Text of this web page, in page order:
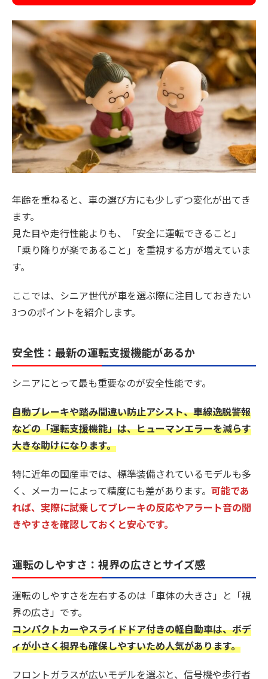
年齢を重ねると、車の選び方にも少しずつ変化が出てき
ます。
見た目や走行性能よりも、「安全に運転できること」
「乗り降りが楽であること」を重視する方が増えていま
す。
ここでは、シニア世代が車を選ぶ際に注目しておきたい
3つのポイントを紹介します。
安全性：最新の運転支援機能があるか
シニアにとって最も重要なのが安全性能です。
自動ブレーキや踏み間違い防止アシスト、車線逸脱警報
などの「運転支援機能」は、ヒューマンエラーを減らす
大きな助けになります。
特に近年の国産車では、標準装備されているモデルも多
く、メーカーによって精度にも差があります。 可能であ
れば、実際に試乗してブレーキの反応やアラート音の聞
きやすさを確認しておくと安心です。
運転のしやすさ：視界の広さとサイズ感
運転のしやすさを左右するのは「車体の大きさ」と「視
界の広さ」です。
コンパクトカーやスライドドア付きの軽自動車は、ボデ
ィが小さく視界も確保しやすいため人気があります。
フロントガラスが広いモデルを選ぶと、信号機や歩行者